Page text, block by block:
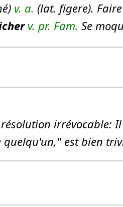
v. a. (lat. figere).
v. pr. Fam. Se
irrévocable:
est bien